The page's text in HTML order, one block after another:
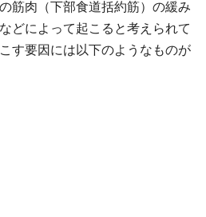
筋肉（下部食道括約筋）の緩み
どによって起こると考えられて
す要因には以下のようなものが